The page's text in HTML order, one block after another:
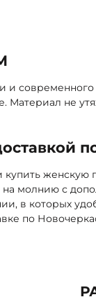
и
Материал не
молнию с
в которых
по